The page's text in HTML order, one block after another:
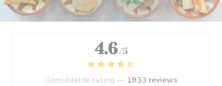
4.6 /5
Gemiddelde rating — 1933 reviews